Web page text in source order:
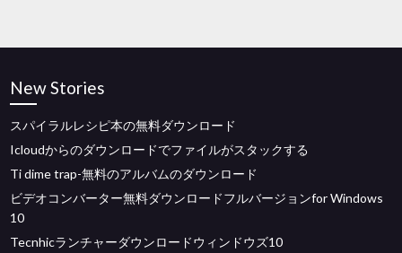
New Stories
スパイラルレシピ本の無料ダウンロード
Icloudからのダウンロードでファイルがスタックする
Ti dime trap-無料のアルバムのダウンロード
ビデオコンバーター無料ダウンロードフルバージョンfor Windows
10
Tecnhicランチャーダウンロードウィンドウズ10